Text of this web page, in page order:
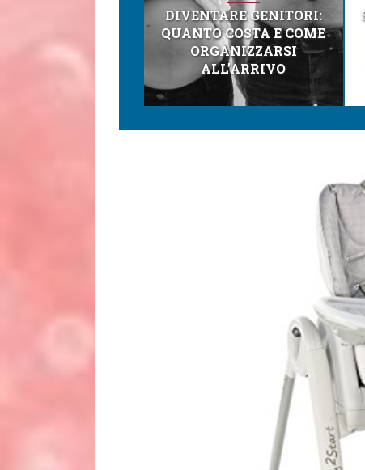
DIVENTARE GENITORI:
QUANTO COSTA E COME
ORGANIZZARSI
ALL’ARRIVO